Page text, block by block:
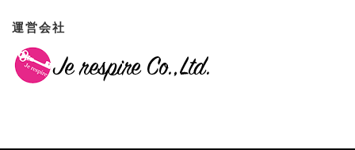
運営会社